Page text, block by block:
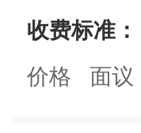
收费标准：
价格 面议